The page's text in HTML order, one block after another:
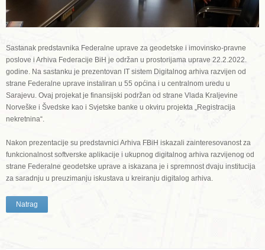
Sastanak predstavnika Federalne uprave za geodetske i imovinsko-pravne
poslove i Arhiva Federacije BiH je održan u prostorijama uprave 22.2.2022.
godine. Na sastanku je prezentovan IT sistem Digitalnog arhiva razvijen od
strane Federalne uprave instaliran u 55 općina i u centralnom uredu u
Sarajevu. Ovaj projekat je finansijski podržan od strane Vlada Kraljevine
Norveške i Švedske kao i Svjetske banke u okviru projekta „Registracija
nekretnina“.
Nakon prezentacije su predstavnici Arhiva FBiH iskazali zainteresovanost za
funkcionalnost softverske aplikacije i ukupnog digitalnog arhiva razvijenog od
strane Federalne geodetske uprave a iskazana je i spremnost dvaju institucija
za saradnju u preuzimanju iskustava u kreiranju digitalog arhiva.
Natrag